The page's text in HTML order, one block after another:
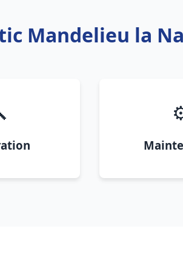
Mandelieu la